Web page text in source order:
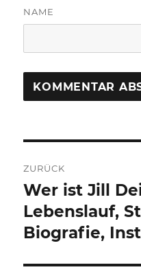
NAME
ZURÜCK
Vorheriger
Beitrag:
Wer ist Jill
Lebenslauf,
Biografie,